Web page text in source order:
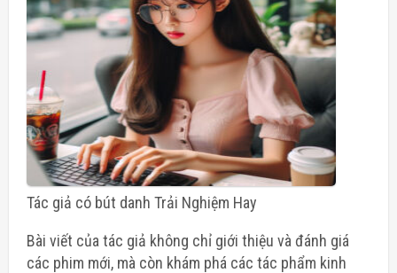
Tác giả có bút danh Trải Nghiệm Hay
Bài viết của tác giả không chỉ giới thiệu và đánh giá
các phim mới, mà còn khám phá các tác phẩm kinh